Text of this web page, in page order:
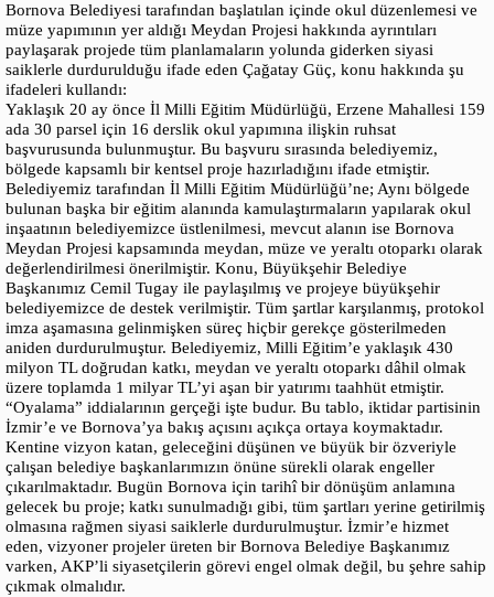
Bornova Belediyesi tarafından başlatılan içinde okul düzenlemesi ve
müze yapımının yer aldığı Meydan Projesi hakkında ayrıntıları
paylaşarak projede tüm planlamaların yolunda giderken siyasi
saiklerle durdurulduğu ifade eden Çağatay Güç, konu hakkında şu
ifadeleri kullandı:
Yaklaşık 20 ay önce İl Milli Eğitim Müdürlüğü, Erzene Mahallesi 159
ada 30 parsel için 16 derslik okul yapımına ilişkin ruhsat
başvurusunda bulunmuştur. Bu başvuru sırasında belediyemiz,
bölgede kapsamlı bir kentsel proje hazırladığını ifade etmiştir.
Belediyemiz tarafından İl Milli Eğitim Müdürlüğü’ne; Aynı bölgede
bulunan başka bir eğitim alanında kamulaştırmaların yapılarak okul
inşaatının belediyemizce üstlenilmesi, mevcut alanın ise Bornova
Meydan Projesi kapsamında meydan, müze ve yeraltı otoparkı olarak
değerlendirilmesi önerilmiştir. Konu, Büyükşehir Belediye
Başkanımız Cemil Tugay ile paylaşılmış ve projeye büyükşehir
belediyemizce de destek verilmiştir. Tüm şartlar karşılanmış, protokol
imza aşamasına gelinmişken süreç hiçbir gerekçe gösterilmeden
aniden durdurulmuştur. Belediyemiz, Milli Eğitim’e yaklaşık 430
milyon TL doğrudan katkı, meydan ve yeraltı otoparkı dâhil olmak
üzere toplamda 1 milyar TL’yi aşan bir yatırımı taahhüt etmiştir.
“Oyalama” iddialarının gerçeği işte budur. Bu tablo, iktidar partisinin
İzmir’e ve Bornova’ya bakış açısını açıkça ortaya koymaktadır.
Kentine vizyon katan, geleceğini düşünen ve büyük bir özveriyle
çalışan belediye başkanlarımızın önüne sürekli olarak engeller
çıkarılmaktadır. Bugün Bornova için tarihî bir dönüşüm anlamına
gelecek bu proje; katkı sunulmadığı gibi, tüm şartları yerine getirilmiş
olmasına rağmen siyasi saiklerle durdurulmuştur. İzmir’e hizmet
eden, vizyoner projeler üreten bir Bornova Belediye Başkanımız
varken, AKP’li siyasetçilerin görevi engel olmak değil, bu şehre sahip
çıkmak olmalıdır.